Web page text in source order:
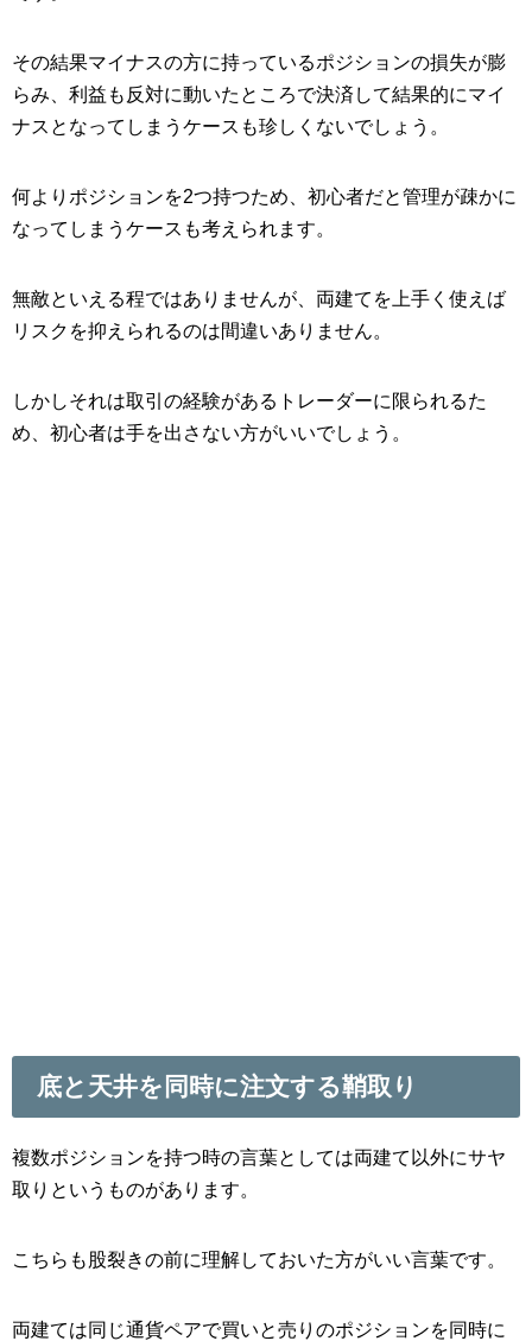
その結果マイナスの方に持っているポジションの損失が膨
らみ、利益も反対に動いたところで決済して結果的にマイ
ナスとなってしまうケースも珍しくないでしょう。
何よりポジションを2つ持つため、初心者だと管理が疎かに
なってしまうケースも考えられます。
無敵といえる程ではありませんが、両建てを上手く使えば
リスクを抑えられるのは間違いありません。
しかしそれは取引の経験があるトレーダーに限られるた
め、初心者は手を出さない方がいいでしょう。
底と天井を同時に注文する鞘取り
複数ポジションを持つ時の言葉としては両建て以外にサヤ
取りというものがあります。
こちらも股裂きの前に理解しておいた方がいい言葉です。
両建ては同じ通貨ペアで買いと売りのポジションを同時に